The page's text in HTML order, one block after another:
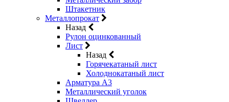
Штакетник
Металлопрокат
Назад
Рулон оцинкованный
Лист
Назад
Горячекатаный лист
Холоднокатаный лист
Арматура А3
Металлический уголок